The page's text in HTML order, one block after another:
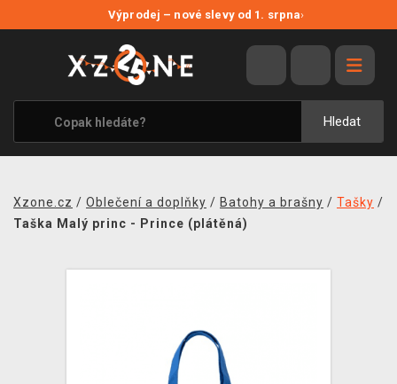
Výprodej – nové slevy od 1. srpna›
Hledat
VÝPRODEJ
VIDEOHRY
XZONE ORIGINALS
TÉMATIKY
MERCHANDISE
Xzone.cz / Oblečení a doplňky / Batohy a brašny / Tašky /
Taška Malý princ - Prince (plátěná)